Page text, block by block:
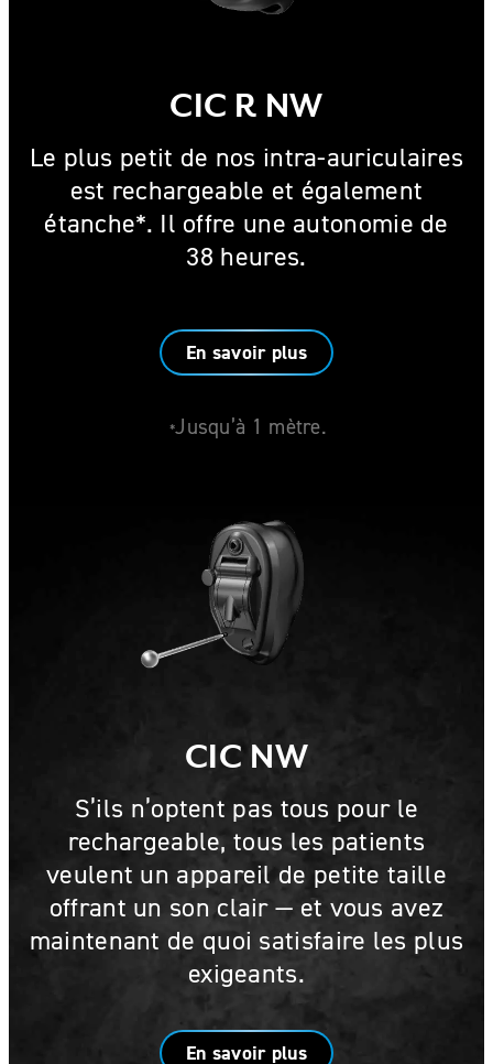
CIC R NW
Le plus petit de nos intra-auriculaires
est rechargeable et également
étanche*. Il offre une autonomie de
38 heures.
*Jusqu’à 1 mètre.
En savoir plus
CIC NW
S’ils n’optent pas tous pour le
rechargeable, tous les patients
veulent un appareil de petite taille
offrant un son clair — et vous avez
maintenant de quoi satisfaire les plus
exigeants.
En savoir plus